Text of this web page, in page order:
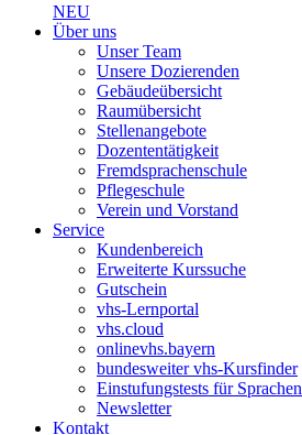
NEU
Über uns
Unser Team
Unsere Dozierenden
Gebäudeübersicht
Raumübersicht
Stellenangebote
Dozententätigkeit
Fremdsprachenschule
Pflegeschule
Verein und Vorstand
Service
Kundenbereich
Erweiterte Kurssuche
Gutschein
vhs-Lernportal
vhs.cloud
onlinevhs.bayern
bundesweiter vhs-Kursfinder
Einstufungstests für Sprachen
Newsletter
Kontakt